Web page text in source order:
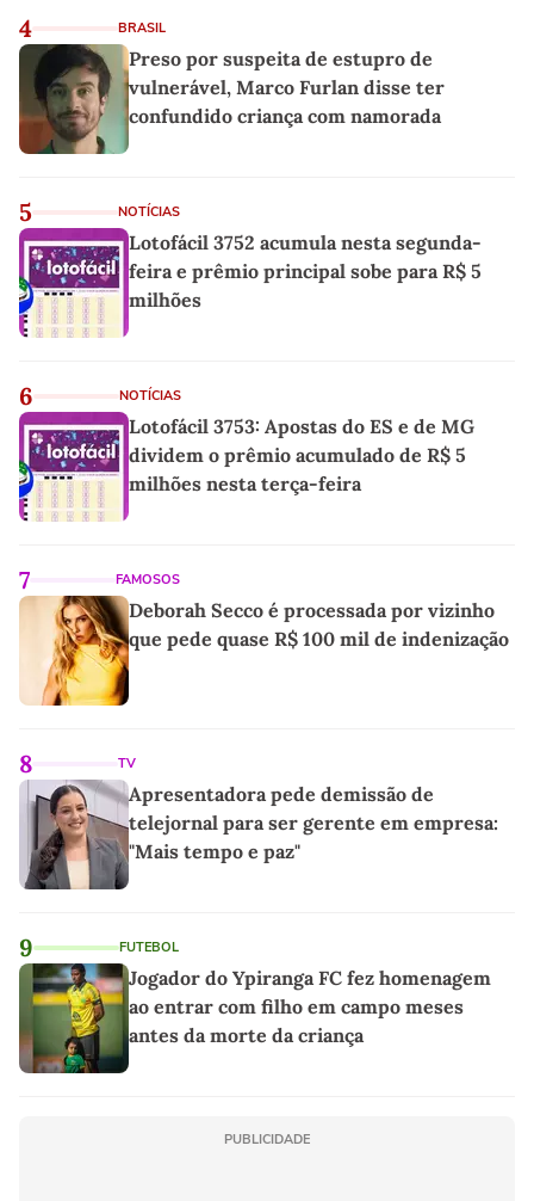
4 BRASIL
Preso por suspeita de estupro de
vulnerável, Marco Furlan disse ter
confundido criança com namorada
5 NOTÍCIAS
Lotofácil 3752 acumula nesta segunda-
feira e prêmio principal sobe para R$ 5
milhões
6 NOTÍCIAS
Lotofácil 3753: Apostas do ES e de MG
dividem o prêmio acumulado de R$ 5
milhões nesta terça-feira
7 FAMOSOS
Deborah Secco é processada por vizinho
que pede quase R$ 100 mil de indenização
8 TV
Apresentadora pede demissão de
telejornal para ser gerente em empresa:
"Mais tempo e paz"
9 FUTEBOL
Jogador do Ypiranga FC fez homenagem
ao entrar com filho em campo meses
antes da morte da criança
PUBLICIDADE